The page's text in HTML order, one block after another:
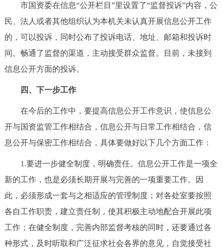
市国资委在信息“公开栏目”里设置了“监督投诉”内容，公
民、法人或者其他组织认为本机关未认真开展信息公开工作
的，可以投诉，同时公布了投诉电话、地址、邮箱和投诉时
间。畅通了监督的渠道，主动接受群众监督。目前，未接到
信息公开方面的投诉。
四、下一步工作
在今后的工作中，要提高信息公开工作意识，使信息公
开与国资监管工作相结合，信息公开与日常工作相结合，信
息公开与保密工作相结合，具体要做好以下几个方面工作：
1.要进一步健全制度，明确责任。信息公开工作是一项全
新的工作，也是必须长期开展与完善的一项重要工作。因
此，必须形成一套与之相适应的管理制度；对各处室要按照
各自工作职责，建立责任制，使其积极主动地配合开展此项
工作；在健全制度，完善内部监督考核的同时，还要通过各
种形式，及时听取和广泛征求社会各界的意见，自觉接受社